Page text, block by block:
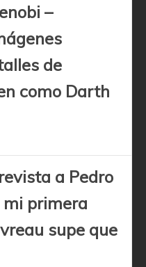
–
de
como Darth
a Pedro
mi primera
supe que